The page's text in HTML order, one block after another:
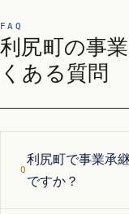
FAQ
利尻町の事
くある質問
利尻町で事業承
ですか？